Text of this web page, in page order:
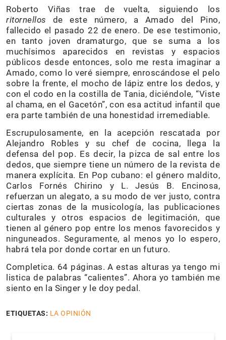
Roberto Viñas trae de vuelta, siguiendo los
ritornellos de este número, a Amado del Pino,
fallecido el pasado 22 de enero. De ese testimonio,
en tanto joven dramaturgo, que se suma a los
muchísimos aparecidos en revistas y espacios
públicos desde entonces, solo me resta imaginar a
Amado, como lo veré siempre, enroscándose el pelo
sobre la frente, el mocho de lápiz entre los dedos, y
con el codo en la costilla de Tania, diciéndole, “Viste
al chama, en el Gacetón”, con esa actitud infantil que
era parte también de una honestidad irremediable.
Escrupulosamente, en la acepción rescatada por
Alejandro Robles y su chef de cocina, llega la
defensa del pop. Es decir, la pizca de sal entre los
dedos, que siempre tiene un número de la revista de
manera explícita. En Pop cubano: el género maldito,
Carlos Fornés Chirino y L. Jesús B. Encinosa,
refuerzan un alegato, a su modo de ver justo, contra
ciertas zonas de la musicología, las publicaciones
culturales y otros espacios de legitimación, que
tienen al género pop entre los menos favorecidos y
ninguneados. Seguramente, al menos yo lo espero,
habrá tela por donde cortar en un futuro.
Completica. 64 páginas. A estas alturas ya tengo mi
listica de palabras “calientes”. Ahora yo también me
siento en la Singer y le doy pedal.
ETIQUETAS: LA OPINIÓN